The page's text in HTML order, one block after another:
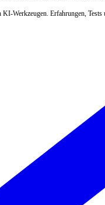
Werkzeugen. Erfahrungen, Tests